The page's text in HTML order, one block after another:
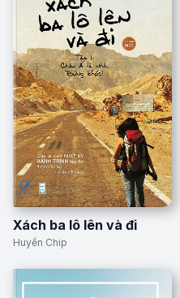
Xách ba lô lên và đi
Huyền Chip